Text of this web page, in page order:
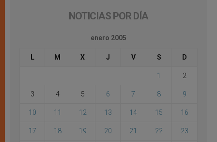
NOTICIAS POR DÍA
enero 2005
L M X J V S D
1 2
3 4 5 6 7 8 9
10 11 12 13 14 15 16
17 18 19 20 21 22 23